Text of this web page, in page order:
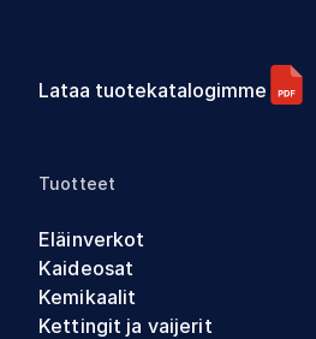
Lataa tuotekatalogimme
Tuotteet
Eläinverkot
Kaideosat
Kemikaalit
Kettingit ja vaijerit